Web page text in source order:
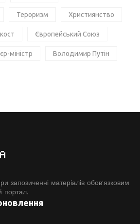
Тероризм Християнство
Європейський Союз
міністр Володимир Путін
запозиченні матеріалів обов'язковим
портал.